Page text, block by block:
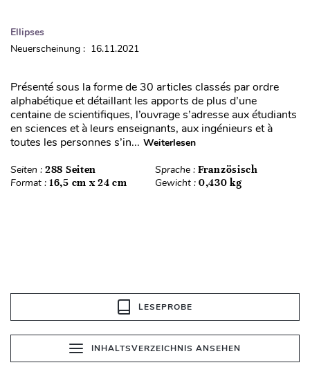
Ellipses
Neuerscheinung : 16.11.2021
Présenté sous la forme de 30 articles classés par ordre
alphabétique et détaillant les apports de plus d’une
centaine de scientifiques, l’ouvrage s’adresse aux étudiants
en sciences et à leurs enseignants, aux ingénieurs et à
toutes les personnes s’in... Weiterlesen
Seiten : 288 Seiten Sprache : Französisch
Format : 16,5 cm x 24 cm Gewicht : 0,430 kg
LESEPROBE
INHALTSVERZEICHNIS ANSEHEN